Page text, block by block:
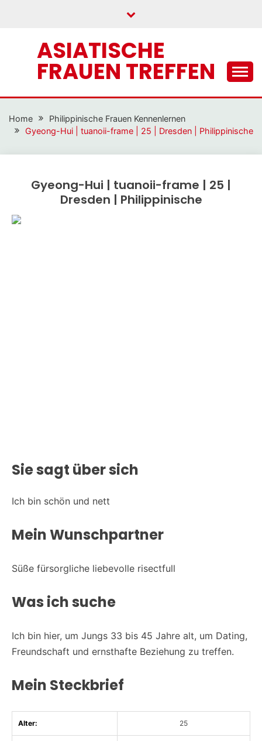
to
ASIATISCHE
FRAUEN TREFFEN
Home
Philippinische Frauen Kennenlernen
Gyeong-Hui | tuanoii-frame | 25 | Dresden | Philippinische
Gyeong-Hui | tuanoii-frame | 25 |
Dresden | Philippinische
Sie sagt über sich
Ich bin schön und nett
Mein Wunschpartner
Süße fürsorgliche liebevolle risectfull
Was ich suche
Ich bin hier, um Jungs 33 bis 45 Jahre alt, um Dating,
Freundschaft und ernsthafte Beziehung zu treffen.
Mein Steckbrief
Alter: 25